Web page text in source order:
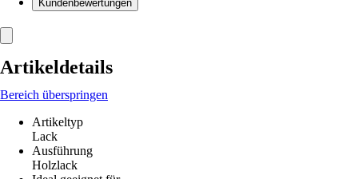
Kundenbewertungen
Artikeldetails
Bereich überspringen
Artikeltyp
Lack
Ausführung
Holzlack